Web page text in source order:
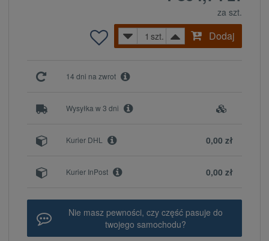
za szt.
szt.
Dodaj
14 dni na zwrot
Wysyłka w 3 dni
0,00 zł
Kurier DHL
0,00 zł
Kurier InPost
Nie masz pewności, czy część pasuje do
twojego samochodu?